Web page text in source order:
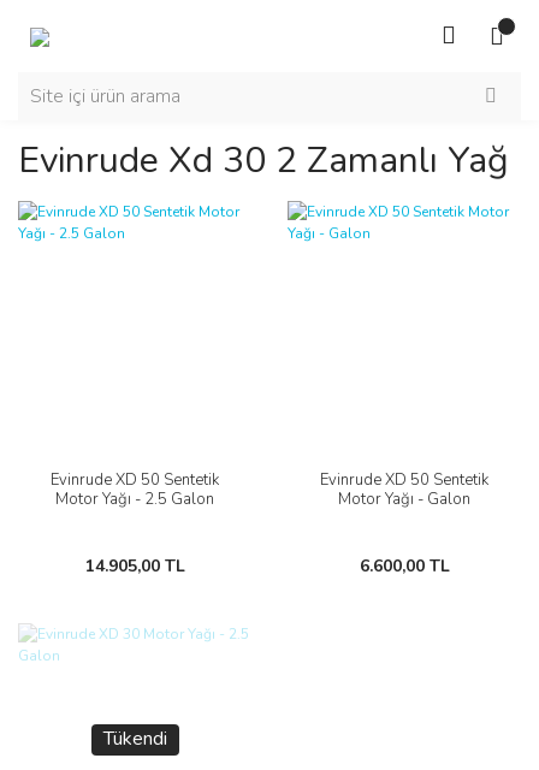
Evinrude Xd 30 2 Zamanlı Yağ
Evinrude XD 50 Sentetik
Motor Yağı - 2.5 Galon
14.905,00 TL
Evinrude XD 50 Sentetik
Motor Yağı - Galon
6.600,00 TL
Tükendi